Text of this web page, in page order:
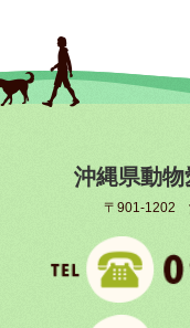
沖縄県動
〒901-1202